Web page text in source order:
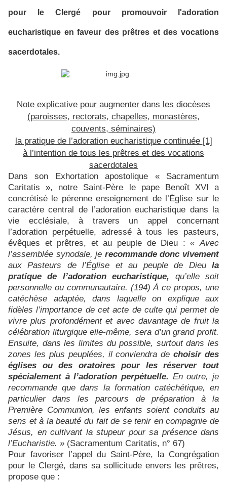
pour le Clergé pour promouvoir l'adoration
eucharistique en faveur des prêtres et des vocations
sacerdotales.
Note explicative pour augmenter dans les diocèses
(paroisses, rectorats, chapelles, monastères,
couvents, séminaires)
la pratique de l’adoration eucharistique continuée [1]
à l’intention de tous les prêtres et des vocations
sacerdotales
Dans son Exhortation apostolique « Sacramentum
Caritatis », notre Saint-Père le pape Benoît XVI a
concrétisé le pérenne enseignement de l’Église sur le
caractère central de l’adoration eucharistique dans la
vie ecclésiale, à travers un appel concernant
l’adoration perpétuelle, adressé à tous les pasteurs,
évêques et prêtres, et au peuple de Dieu :« Avec
l’assemblée synodale, je recommande donc vivement
aux Pasteurs de l’Église et au peuple de Dieu la
pratique de l’adoration eucharistique, qu’elle soit
personnelle ou communautaire. (194) À ce propos, une
catéchèse adaptée, dans laquelle on explique aux
fidèles l’importance de cet acte de culte qui permet de
vivre plus profondément et avec davantage de fruit la
célébration liturgique elle-même, sera d’un grand profit.
Ensuite, dans les limites du possible, surtout dans les
zones les plus peuplées, il conviendra dechoisir des
églises ou des oratoires pour les réserver tout
spécialement à l’adoration perpétuelle. En outre, je
recommande que dans la formation catéchétique, en
particulier dans les parcours de préparation à la
Première Communion, les enfants soient conduits au
sens et à la beauté du fait de se tenir en compagnie de
Jésus, en cultivant la stupeur pour sa présence dans
l’Eucharistie. » (Sacramentum Caritatis, n° 67)
Pour favoriser l’appel du Saint-Père, la Congrégation
pour le Clergé, dans sa sollicitude envers les prêtres,
propose que :